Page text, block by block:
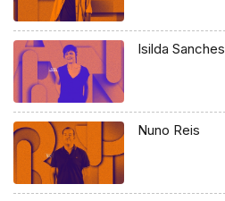
Isilda Sanches
Nuno Reis